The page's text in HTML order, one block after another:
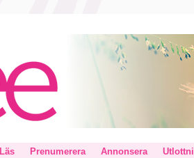
Läs Prenumerera Annonsera